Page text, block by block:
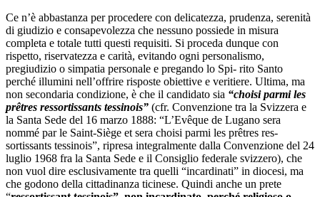
Ce n’è abbastanza per procedere con delicatezza, prudenza, serenità
di giudizio e consapevolezza che nessuno possiede in misura
completa e totale tutti questi requisiti. Si proceda dunque con
rispetto, riservatezza e carità, evitando ogni personalismo,
pregiudizio o simpatia personale e pregando lo Spi- rito Santo
perché illumini nell’offrire risposte obiettive e veritiere. Ultima, ma
non secondaria condizione, è che il candidato sia “choisi parmi les
prêtres ressortissants tessinois” (cfr. Convenzione tra la Svizzera e
la Santa Sede del 16 marzo 1888: “L’Evêque de Lugano sera
nommé par le Saint-Siège et sera choisi parmi les prêtres res-
sortissants tessinois”, ripresa integralmente dalla Convenzione del 24
luglio 1968 fra la Santa Sede e il Consiglio federale svizzero), che
non vuol dire esclusivamente tra quelli “incardinati” in diocesi, ma
che godono della cittadinanza ticinese. Quindi anche un prete